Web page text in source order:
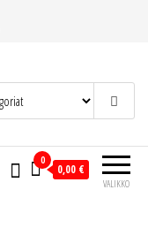
VALIKKO
0
0,00 €